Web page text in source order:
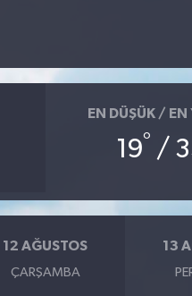
EN DÜŞÜK / EN
19° /
12 AĞUSTOS
ÇARŞAMBA
13